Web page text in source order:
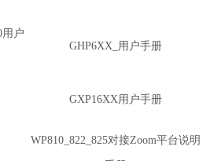
用户
GHP6XX_用户手册
GXP16XX用户手册
WP810_822_825对接Zoom平台说明